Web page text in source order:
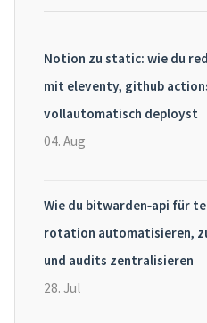
Notion zu static: wie du
mit eleventy, github
vollautomatisch deployst
04. Aug
Wie du bitwarden‑api für
rotation automatisieren,
und audits zentralisieren
28. Jul